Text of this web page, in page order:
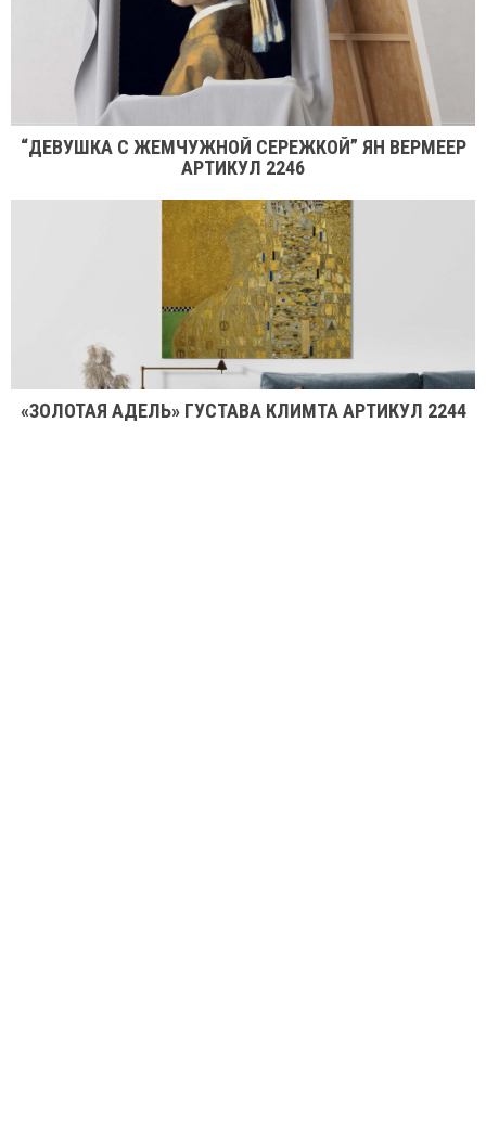
“ДЕВУШКА С ЖЕМЧУЖНОЙ СЕРЕЖКОЙ” ЯН ВЕРМЕЕР
АРТИКУЛ 2246
«ЗОЛОТАЯ АДЕЛЬ» ГУСТАВА КЛИМТА АРТИКУЛ 2244